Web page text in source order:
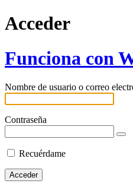
Acceder
Funciona con
Nombre de usuario o correo
Contraseña
Recuérdame